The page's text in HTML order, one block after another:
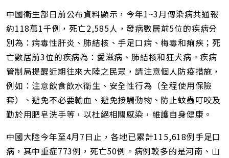
短
網
址
中國衛生部日前公布資料顯示，今年1~3月傳染病共通報
約118萬1千例，死亡2,585人，發病數居前5位的疾病分
別為：病毒性肝炎、肺結核、手足口病、梅毒和痢疾；死
亡數居前3位的疾病為：愛滋病、肺結核和狂犬病。疾病
管制局提醒近期往來大陸之民眾，請注意個人防疫措施，
例如：注意飲食飲水衛生、安全性行為（全程使用保險
套）、避免不必要輸血、避免接觸動物、防止蚊蟲叮咬及
勤於用肥皂洗手等，以杜絕相關感染，維護自身健康。
中國大陸今年至4月7日止，各地已累計115,618例手足口
病，其中重症773例，死亡50例。病例較多的是河南、山